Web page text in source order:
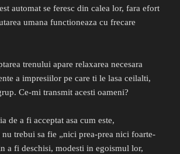
automat se feresc din calea lor, fara efort
umana functioneaza cu frecare
trenului apare relaxarea necesara
a impresiilor pe care ti le lasa ceilalti,
Ce-mi transmit acesti oameni?
de a fi acceptat asa cum este,
nu trebui sa fie „nici prea-prea nici foarte-
a fi deschisi, modesti in egoismul lor,